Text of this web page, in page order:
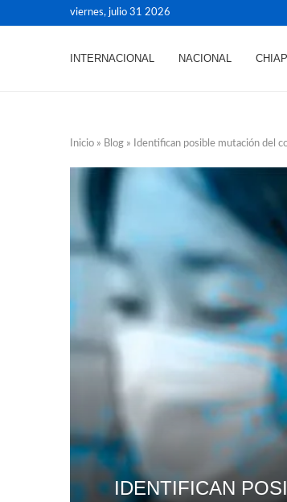
viernes, julio 31 2026
INTERNACIONAL NACIONAL
Inicio » Blog » Identifican posible mutación del
IDENTIFICAN